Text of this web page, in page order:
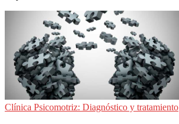
Clínica Psicomotriz: Diagnóstico y tratamiento